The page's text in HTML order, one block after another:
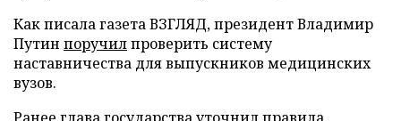
Как писала газета ВЗГЛЯД, президент Владимир
Путин поручилпроверить систему
наставничества для выпускников медицинских
вузов.